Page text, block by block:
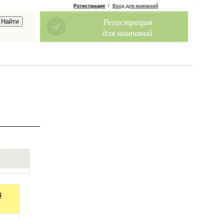
Регистрация / Вход для компаний
Регистрация
для компаний